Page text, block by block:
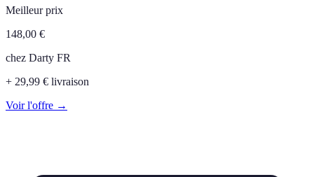
Meilleur prix
148,00 €
chez Darty FR
+ 29,99 € livraison
Voir l'offre →